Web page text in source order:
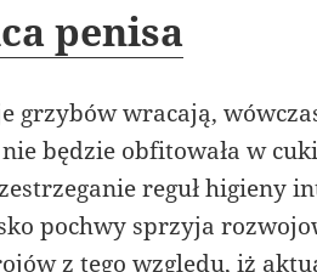
penisa
grzybów wracają,
będzie obfitowała w
reguł higieny
pochwy sprzyja
z tego względu, iż